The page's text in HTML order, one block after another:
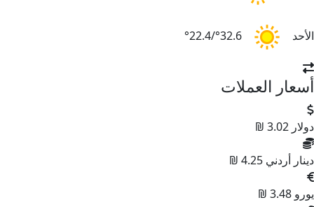
الأحد 32.6°/22.4°
أسعار العملات
دولار 3.02 ₪
دينار أردني 4.25 ₪
يورو 3.48 ₪